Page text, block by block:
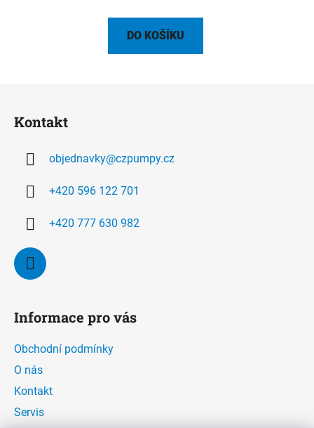
DO KOŠÍKU
Kontakt
objednavky@czpumpy.cz
+420 596 122 701
+420 777 630 982
Informace pro vás
Obchodní podmínky
O nás
Kontakt
Servis